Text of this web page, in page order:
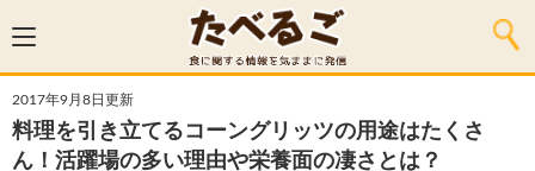
2017年9月8日更新
料理を引き立てるコーングリッツの用途はたくさ
ん！活躍場の多い理由や栄養面の凄さとは？